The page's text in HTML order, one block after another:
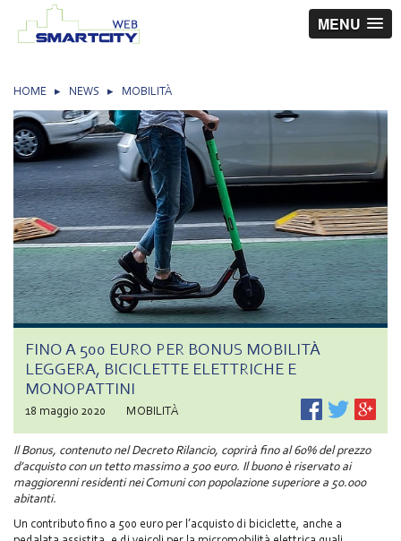
MENU
HOME ▸ NEWS ▸ MOBILITÀ
FINO A 500 EURO PER BONUS MOBILITÀ
LEGGERA, BICICLETTE ELETTRICHE E
MONOPATTINI
18 maggio 2020 MOBILITÀ
Il Bonus, contenuto nel Decreto Rilancio, coprirà fino al 60% del prezzo
d’acquisto con un tetto massimo a 500 euro. Il buono è riservato ai
maggiorenni residenti nei Comuni con popolazione superiore a 50.000
abitanti.
Un contributo fino a 500 euro per l’acquisto di biciclette, anche a